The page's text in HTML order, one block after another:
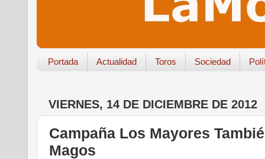
Portada Actualidad Toros Sociedad
VIERNES, 14 DE DICIEMBRE DE 2012
Campaña Los Mayores
Magos